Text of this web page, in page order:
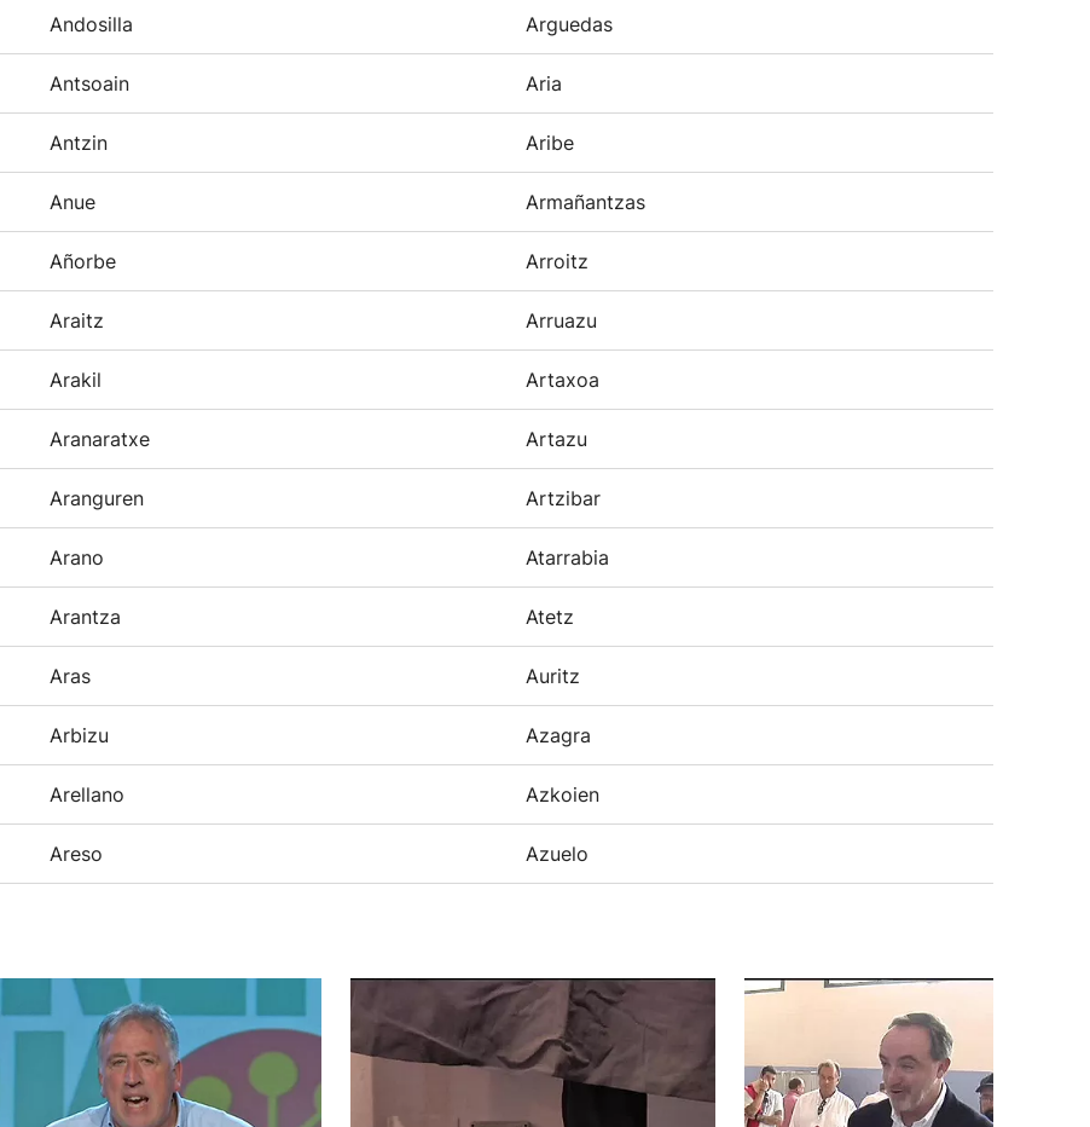
Andosilla Arguedas
Antsoain Aria
Antzin Aribe
Anue Armañantzas
Añorbe Arroitz
Araitz Arruazu
Arakil Artaxoa
Aranaratxe Artazu
Aranguren Artzibar
Arano Atarrabia
Arantza Atetz
Aras Auritz
Arbizu Azagra
Arellano Azkoien
Areso Azuelo